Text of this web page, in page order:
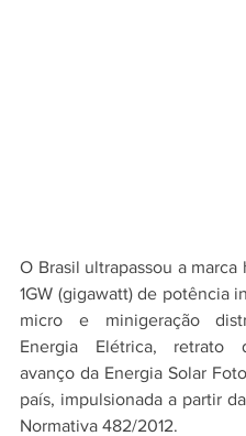
O Brasil ultrapassou a marca
1GW (gigawatt) de potência
micro e minigeração
Energia Elétrica, retrato
avanço da Energia Solar
país, impulsionada a partir
Normativa 482/2012.